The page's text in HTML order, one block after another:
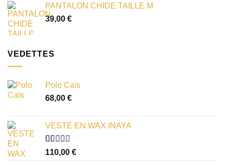
PANTALON CHIDE TAILLE M
39,00 €
VEDETTES
Polo Caïs
68,00 €
VESTE EN WAX INAYA
Note
110,00 €